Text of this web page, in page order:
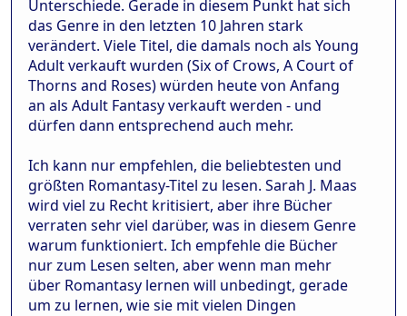
Unterschiede. Gerade in diesem Punkt hat sich
das Genre in den letzten 10 Jahren stark
verändert. Viele Titel, die damals noch als Young
Adult verkauft wurden (Six of Crows, A Court of
Thorns and Roses) würden heute von Anfang
an als Adult Fantasy verkauft werden - und
dürfen dann entsprechend auch mehr.
Ich kann nur empfehlen, die beliebtesten und
größten Romantasy-Titel zu lesen. Sarah J. Maas
wird viel zu Recht kritisiert, aber ihre Bücher
verraten sehr viel darüber, was in diesem Genre
warum funktioniert. Ich empfehle die Bücher
nur zum Lesen selten, aber wenn man mehr
über Romantasy lernen will unbedingt, gerade
um zu lernen, wie sie mit vielen Dingen